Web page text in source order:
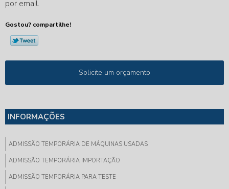
por email.
Gostou? compartilhe!
Solicite um orçamento
INFORMAÇÕES
ADMISSÃO TEMPORÁRIA DE MÁQUINAS USADAS
ADMISSÃO TEMPORÁRIA IMPORTAÇÃO
ADMISSÃO TEMPORÁRIA PARA TESTE